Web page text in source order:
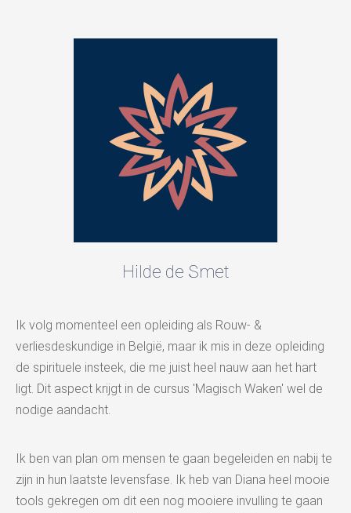
Hilde de Smet
Ik volg momenteel een opleiding als Rouw- &
verliesdeskundige in België, maar ik mis in deze opleiding
de spirituele insteek, die me juist heel nauw aan het hart
ligt. Dit aspect krijgt in de cursus 'Magisch Waken' wel de
nodige aandacht.
Ik ben van plan om mensen te gaan begeleiden en nabij te
zijn in hun laatste levensfase. Ik heb van Diana heel mooie
tools gekregen om dit een nog mooiere invulling te gaan